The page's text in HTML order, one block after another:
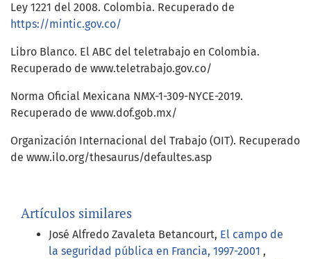
Ley 1221 del 2008. Colombia. Recuperado de
https://mintic.gov.co/
Libro Blanco. El ABC del teletrabajo en Colombia.
Recuperado de www.teletrabajo.gov.co/
Norma Oficial Mexicana NMX-1-309-NYCE-2019.
Recuperado de www.dof.gob.mx/
Organización Internacional del Trabajo (OIT). Recuperado
de www.ilo.org/thesaurus/defaultes.asp
Artículos similares
José Alfredo Zavaleta Betancourt, El campo de
la seguridad pública en Francia, 1997-2001 ,